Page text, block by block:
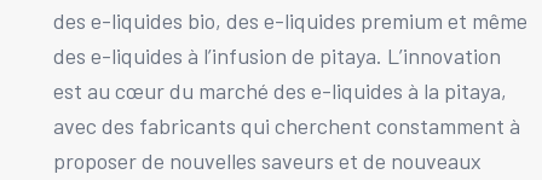
des e-liquides bio, des e-liquides premium et même
des e-liquides à l’infusion de pitaya. L’innovation
est au cœur du marché des e-liquides à la pitaya,
avec des fabricants qui cherchent constamment à
proposer de nouvelles saveurs et de nouveaux